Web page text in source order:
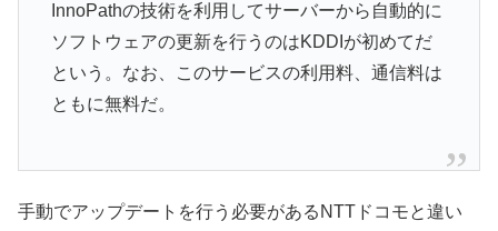
InnoPathの技術を利用してサーバーから自動的に
ソフトウェアの更新を行うのはKDDIが初めてだ
という。なお、このサービスの利用料、通信料は
ともに無料だ。
手動でアップデートを行う必要があるNTTドコモと違い